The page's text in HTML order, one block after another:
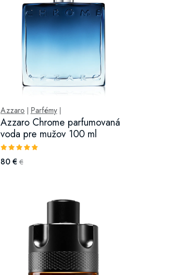
Azzaro Parfémy|
Azzaro Chrome parfumovaná
voda pre mužov 100 ml
80 € €